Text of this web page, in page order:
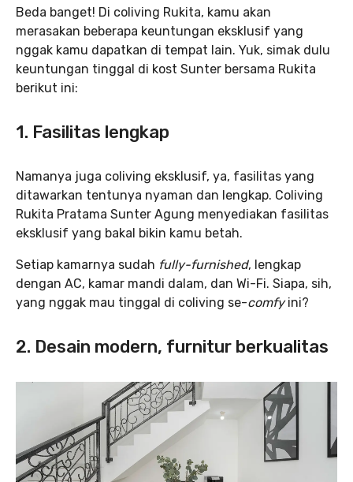
Beda banget! Di coliving Rukita, kamu akan
merasakan beberapa keuntungan eksklusif yang
nggak kamu dapatkan di tempat lain. Yuk, simak dulu
keuntungan tinggal di kost Sunter bersama Rukita
berikut ini:
1. Fasilitas lengkap
Namanya juga coliving eksklusif, ya, fasilitas yang
ditawarkan tentunya nyaman dan lengkap. Coliving
Rukita Pratama Sunter Agung menyediakan fasilitas
eksklusif yang bakal bikin kamu betah.
Setiap kamarnya sudah fully-furnished, lengkap
dengan AC, kamar mandi dalam, dan Wi-Fi. Siapa, sih,
yang nggak mau tinggal di coliving se-comfyini?
2. Desain modern, furnitur berkualitas